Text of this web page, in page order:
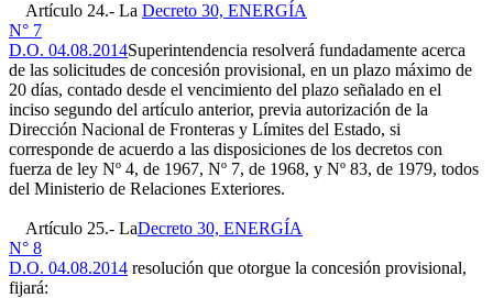
Artículo 24.- La Decreto 30, ENERGÍA
N° 7
D.O. 04.08.2014Superintendencia resolverá fundadamente acerca
de las solicitudes de concesión provisional, en un plazo máximo de
20 días, contado desde el vencimiento del plazo señalado en el
inciso segundo del artículo anterior, previa autorización de la
Dirección Nacional de Fronteras y Límites del Estado, si
corresponde de acuerdo a las disposiciones de los decretos con
fuerza de ley Nº 4, de 1967, Nº 7, de 1968, y Nº 83, de 1979, todos
del Ministerio de Relaciones Exteriores.
Artículo 25.- LaDecreto 30, ENERGÍA
N° 8
D.O. 04.08.2014 resolución que otorgue la concesión provisional,
fijará: